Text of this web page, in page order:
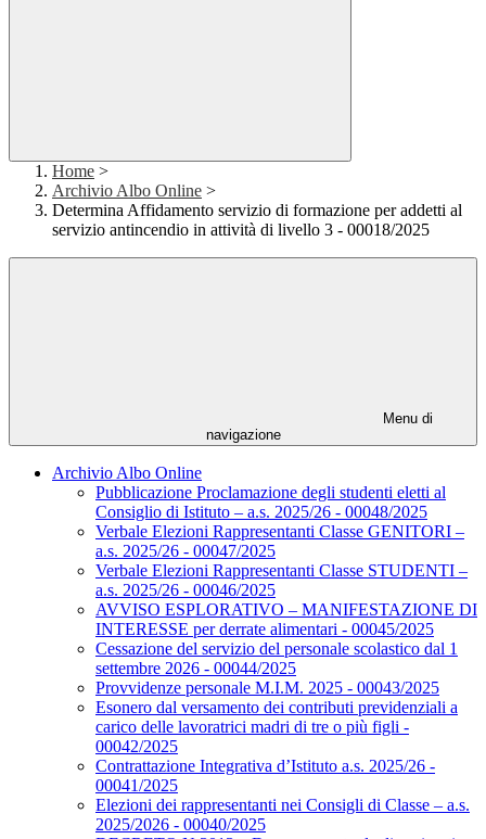
Home >
Archivio Albo Online >
Determina Affidamento servizio di formazione per addetti al
servizio antincendio in attività di livello 3 - 00018/2025
Menu di
navigazione
Archivio Albo Online
Pubblicazione Proclamazione degli studenti eletti al
Consiglio di Istituto – a.s. 2025/26 - 00048/2025
Verbale Elezioni Rappresentanti Classe GENITORI –
a.s. 2025/26 - 00047/2025
Verbale Elezioni Rappresentanti Classe STUDENTI –
a.s. 2025/26 - 00046/2025
AVVISO ESPLORATIVO – MANIFESTAZIONE DI
INTERESSE per derrate alimentari - 00045/2025
Cessazione del servizio del personale scolastico dal 1
settembre 2026 - 00044/2025
Provvidenze personale M.I.M. 2025 - 00043/2025
Esonero dal versamento dei contributi previdenziali a
carico delle lavoratrici madri di tre o più figli -
00042/2025
Contrattazione Integrativa d’Istituto a.s. 2025/26 -
00041/2025
Elezioni dei rappresentanti nei Consigli di Classe – a.s.
2025/2026 - 00040/2025